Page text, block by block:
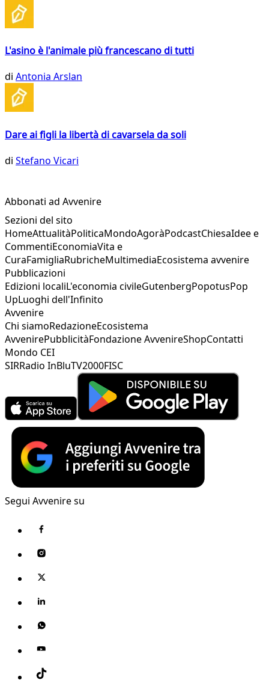
L'asino è l'animale più francescano di tutti
di Antonia Arslan
Dare ai figli la libertà di cavarsela da soli
di Stefano Vicari
Abbonati ad Avvenire
Sezioni del sito
HomeAttualitàPoliticaMondoAgoràPodcastChiesaIdee e
CommentiEconomiaVita e
CuraFamigliaRubricheMultimediaEcosistema avvenire
Pubblicazioni
Edizioni localiL'economia civileGutenbergPopotusPop
UpLuoghi dell'Infinito
Avvenire
Chi siamoRedazioneEcosistema
AvvenirePubblicitàFondazione AvvenireShopContatti
Mondo CEI
SIRRadio InBluTV2000FISC
Segui Avvenire su